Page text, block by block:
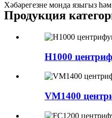
Хәбәрегезне монда языгыз
Продукция
H1000
VM1400